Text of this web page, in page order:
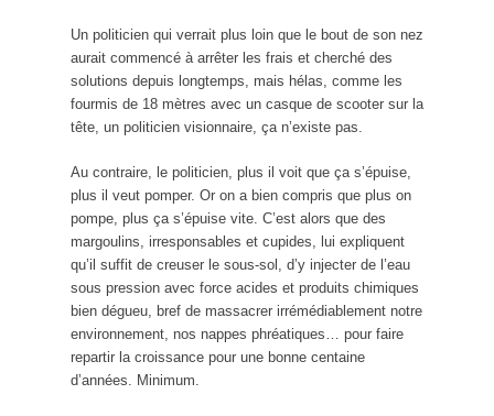
Un politicien qui verrait plus loin que le bout de son nez
aurait commencé à arrêter les frais et cherché des
solutions depuis longtemps, mais hélas, comme les
fourmis de 18 mètres avec un casque de scooter sur la
tête, un politicien visionnaire, ça n’existe pas.
Au contraire, le politicien, plus il voit que ça s’épuise,
plus il veut pomper. Or on a bien compris que plus on
pompe, plus ça s’épuise vite. C’est alors que des
margoulins, irresponsables et cupides, lui expliquent
qu’il suffit de creuser le sous-sol, d’y injecter de l’eau
sous pression avec force acides et produits chimiques
bien dégueu, bref de massacrer irrémédiablement notre
environnement, nos nappes phréatiques… pour faire
repartir la croissance pour une bonne centaine
d’années. Minimum.